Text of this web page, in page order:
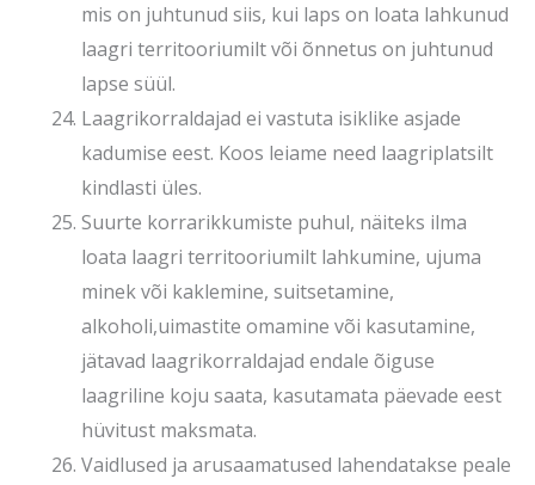
mis on juhtunud siis, kui laps on loata lahkunud
laagri territooriumilt või õnnetus on juhtunud
lapse süül.
Laagrikorraldajad ei vastuta isiklike asjade
kadumise eest. Koos leiame need laagriplatsilt
kindlasti üles.
Suurte korrarikkumiste puhul, näiteks ilma
loata laagri territooriumilt lahkumine, ujuma
minek või kaklemine, suitsetamine,
alkoholi,uimastite omamine või kasutamine,
jätavad laagrikorraldajad endale õiguse
laagriline koju saata, kasutamata päevade eest
hüvitust maksmata.
Vaidlused ja arusaamatused lahendatakse peale